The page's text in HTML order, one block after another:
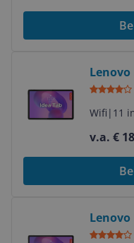
Lenovo
Grijs
Wifi | 11
v.a. €
Lenovo
GB /